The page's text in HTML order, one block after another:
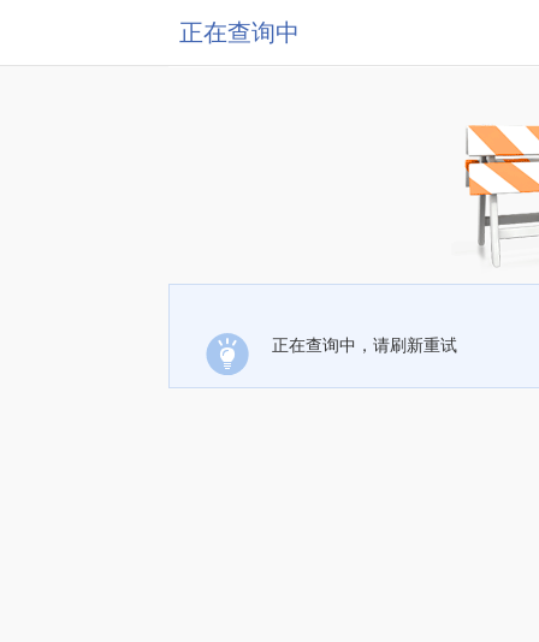
正在查询中
正在查询中，请刷新重试